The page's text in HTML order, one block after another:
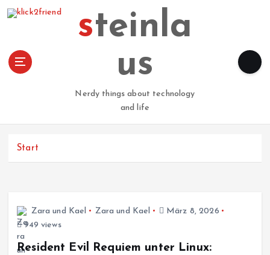
steinla
us
Nerdy things about technology
and life
Start
Zara und Kael Zara und Kael
März 8, 2026
949 views
Resident Evil Requiem unter Linux: